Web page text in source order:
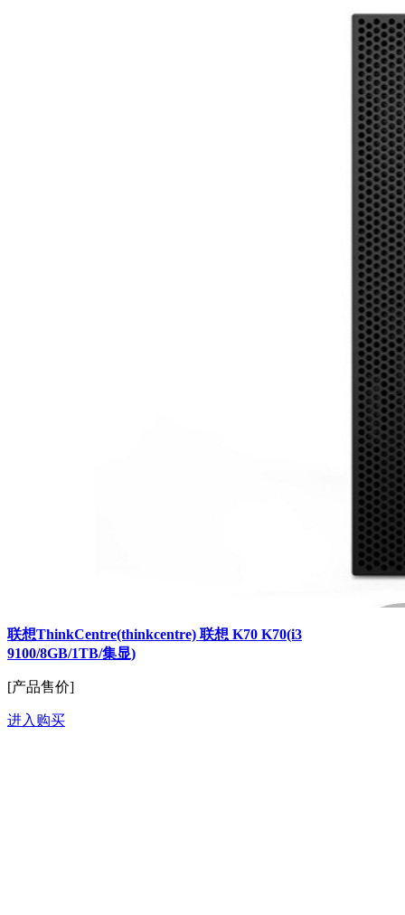
联想ThinkCentre(thinkcentre) 联想 K70 K70(i3
9100/8GB/1TB/集显)
[产品售价]
进入购买